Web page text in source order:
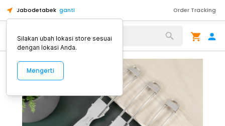
Jabodetabek ganti Order Tracking
Alat Kopi
Silakan ubah lokasi store sesuai
dengan lokasi Anda.
Mengerti